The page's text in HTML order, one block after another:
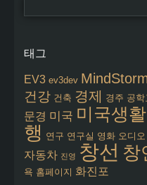
태그
EV3 ev3dev
건강 건축 경제 경주 공학
문경 미국 미국생활
행 연구 연구실 영화 오디오
자동차 진영 창선 창
욕 홈페이지 화진포